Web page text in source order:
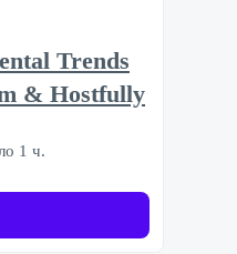
Trends
& Hostfully
1 ч.